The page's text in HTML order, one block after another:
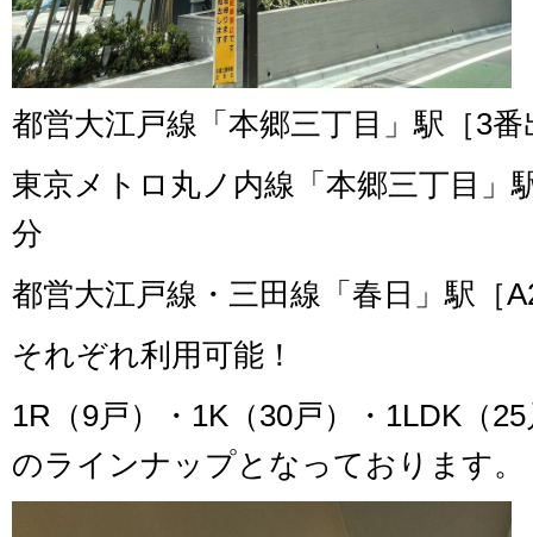
都営大江戸線「本郷三丁目」駅［3
東京メトロ丸ノ内線「本郷三丁目」
分
都営大江戸線・三田線「春日」駅［
それぞれ利用可能！
1R（9戸）・1K（30戸）・1LDK（
のラインナップとなっております。